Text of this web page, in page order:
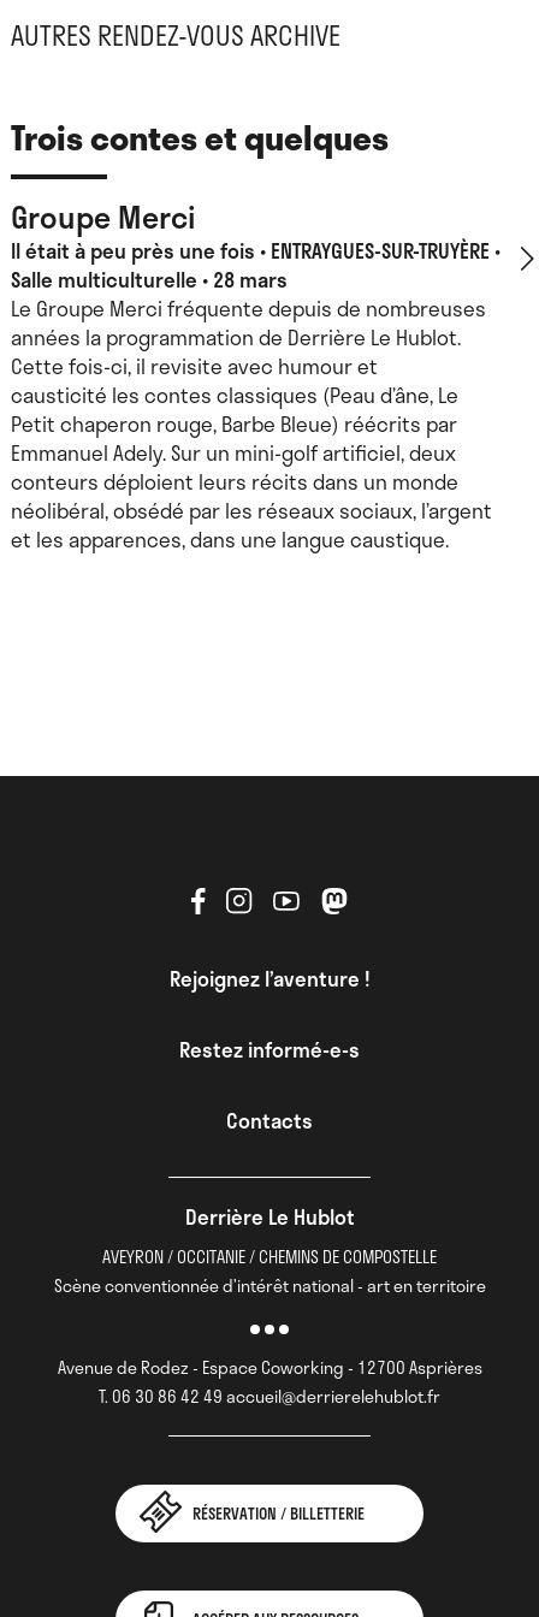
AUTRES RENDEZ-VOUS ARCHIVE
Trois contes et quelques
Groupe Merci
Il était à peu près une fois ENTRAYGUES-SUR-TRUYÈRE •
Salle multiculturelle • 28 mars
Le Groupe Merci fréquente depuis de nombreuses
années la programmation de Derrière Le Hublot.
Cette fois-ci, il revisite avec humour et
causticité les contes classiques (Peau d’âne, Le
Petit chaperon rouge, Barbe Bleue) réécrits par
Emmanuel Adely. Sur un mini-golf artificiel, deux
conteurs déploient leurs récits dans un monde
néolibéral, obsédé par les réseaux sociaux, l’argent
et les apparences, dans une langue caustique.
Rejoignez l’aventure !
Restez informé-e-s
Contacts
Derrière Le Hublot
AVEYRON / OCCITANIE / CHEMINS DE COMPOSTELLE
Scène conventionnée d’intérêt national - art en territoire
Avenue de Rodez - Espace Coworking - 12700 Asprières
T. 06 30 86 42 49 accueil@derrierelehublot.fr
RÉSERVATION / BILLETTERIE